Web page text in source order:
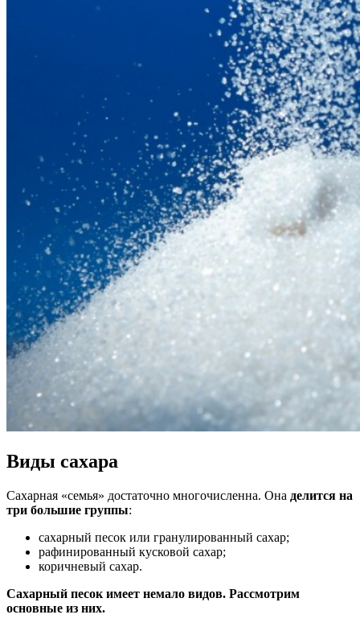
Виды сахара
Сахарная «семья» достаточно многочисленна. Она делится на
три большие группы:
сахарный песок или гранулированный сахар;
рафинированный кусковой сахар;
коричневый сахар.
Сахарный песок имеет немало видов. Рассмотрим
основные из них.